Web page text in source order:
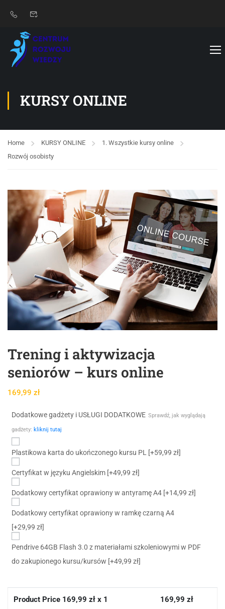
KURSY ONLINE
Home KURSY ONLINE
1. Wszystkie kursy online
Rozwój osobisty
Trening i aktywizacja
seniorów – kurs online
169,99 zł
Dodatkowe gadżety i USŁUGI DODATKOWE Sprawdź, jak wyglądają
gadżety: kliknij tutaj
Plastikowa karta do ukończonego kursu PL [+59,99 zł]
Certyfikat w języku Angielskim [+49,99 zł]
Dodatkowy certyfikat oprawiony w antyramę A4 [+14,99 zł]
Dodatkowy certyfikat oprawiony w ramkę czarną A4
[+29,99 zł]
Pendrive 64GB Flash 3.0 z materiałami szkoleniowymi w PDF
do zakupionego kursu/kursów [+49,99 zł]
Product Price 169,99 zł x 1 169,99 zł